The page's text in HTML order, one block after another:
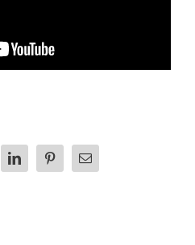
LinkedInPinterest
E-